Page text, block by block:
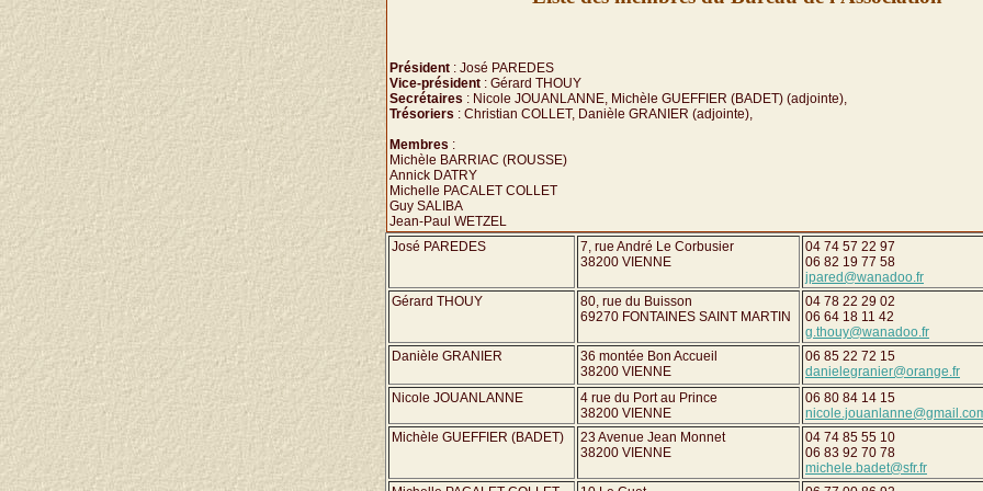
Président : José PAREDES
Vice-président : Gérard THOUY
Secrétaires : Nicole JOUANLANNE, Michèle GUEFFIER (BADET) (adjointe),
Trésoriers : Christian COLLET, Danièle GRANIER (adjointe),
Membres :
Michèle BARRIAC (ROUSSE)
Annick DATRY
Michelle PACALET COLLET
Guy SALIBA
Jean-Paul WETZEL
José PAREDES
7, rue André Le Corbusier
38200 VIENNE
04 74 57 22 97
06 82 19 77 58
jpared@wanadoo.fr
Gérard THOUY
80, rue du Buisson
69270 FONTAINES SAINT MARTIN
04 78 22 29 02
06 64 18 11 42
g.thouy@wanadoo.fr
Danièle GRANIER
36 montée Bon Accueil
38200 VIENNE
06 85 22 72 15
danielegranier@orange.fr
Nicole JOUANLANNE
4 rue du Port au Prince
38200 VIENNE
06 80 84 14 15
Michèle GUEFFIER (BADET)
23 Avenue Jean Monnet
38200 VIENNE
04 74 85 55 10
06 83 92 70 78
michele.badet@sfr.fr